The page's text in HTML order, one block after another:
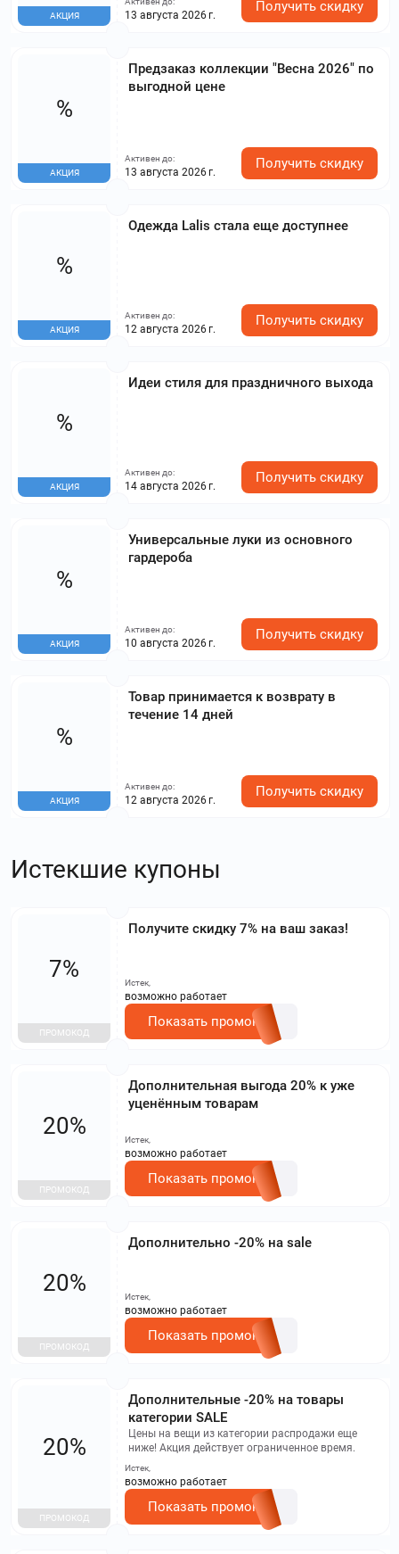
АКЦИЯ 13 августа 2026 г.
Получить скидку
Предзаказ коллекции "Весна 2026" по
выгодной цене
%
АКЦИЯ
Активен до:
13 августа 2026 г.
Получить скидку
Одежда Lalis стала еще доступнее
%
АКЦИЯ
Активен до:
12 августа 2026 г.
Получить скидку
Идеи стиля для праздничного выхода
%
АКЦИЯ
Активен до:
14 августа 2026 г.
Получить скидку
Универсальные луки из основного
гардероба
%
АКЦИЯ
Активен до:
10 августа 2026 г.
Получить скидку
Товар принимается к возврату в
течение 14 дней
%
АКЦИЯ
Активен до:
12 августа 2026 г.
Получить скидку
Истекшие купоны
Получите скидку 7% на ваш заказ!
7%
ПРОМОКОД
Истек,
возможно работает
Показать промокод
Дополнительная выгода 20% к уже
уценённым товарам
20%
ПРОМОКОД
Истек,
возможно работает
Показать промокод
Дополнительно -20% на sale
20%
ПРОМОКОД
Истек,
возможно работает
Показать промокод
Дополнительные -20% на товары
категории SALE
Цены на вещи из категории распродажи еще
ниже! Акция действует ограниченное время.
20%
ПРОМОКОД
Истек,
возможно работает
Показать промокод